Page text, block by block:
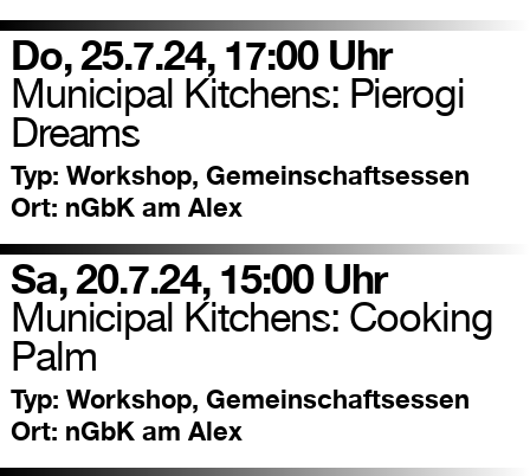
Do, 25.7.24, 17:00 Uhr
Municipal Kitchens: Pierogi
Dreams
Typ: Workshop, Gemeinschaftsessen
Ort: nGbK am Alex
Sa, 20.7.24, 15:00 Uhr
Municipal Kitchens: Cooking
Palm
Typ: Workshop, Gemeinschaftsessen
Ort: nGbK am Alex